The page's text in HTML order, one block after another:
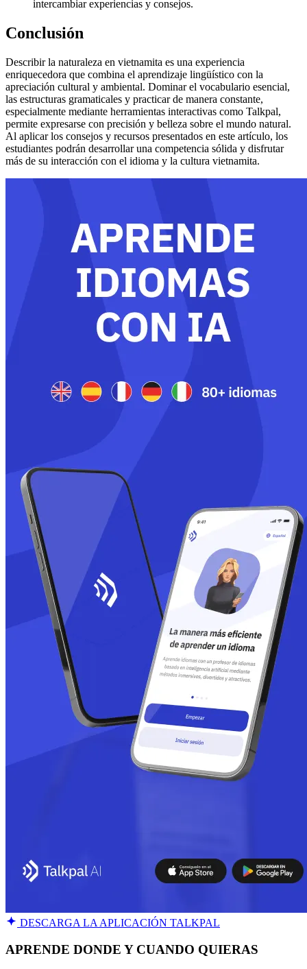
intercambiar experiencias y consejos.
Conclusión
Describir la naturaleza en vietnamita es una experiencia
enriquecedora que combina el aprendizaje lingüístico con la
apreciación cultural y ambiental. Dominar el vocabulario esencial,
las estructuras gramaticales y practicar de manera constante,
especialmente mediante herramientas interactivas como Talkpal,
permite expresarse con precisión y belleza sobre el mundo natural.
Al aplicar los consejos y recursos presentados en este artículo, los
estudiantes podrán desarrollar una competencia sólida y disfrutar
más de su interacción con el idioma y la cultura vietnamita.
DESCARGA LA APLICACIÓN TALKPAL
APRENDE DONDE Y CUANDO QUIERAS